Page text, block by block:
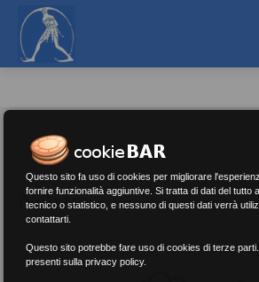
Notizie
Questo sito fa uso di cookies per migliorare
fornire funzionalità aggiuntive. Si tratta di dati del tutto
tecnico o statistico, e nessuno di questi dati verrà
contattarti.
Questo sito potrebbe fare uso di cookies di terze
presenti sulla privacy policy.